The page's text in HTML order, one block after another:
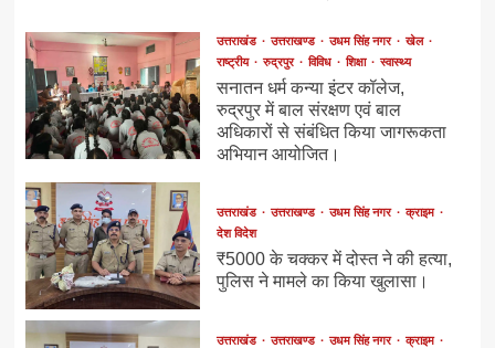
उत्तराखंड उत्तराखण्ड उधम सिंह नगर
खेल
राष्ट्रीय
रुद्रपुर विविध शिक्षा स्वास्थ्य
सनातन धर्म कन्या इंटर कॉलेज,
रुद्रपुर में बाल संरक्षण एवं बाल
अधिकारों से संबंधित किया जागरूकता
अभियान आयोजित।
उत्तराखंड उत्तराखण्ड उधम सिंह नगर
क्राइम
देश विदेश
₹5000 के चक्कर में दोस्त ने की हत्या,
पुलिस ने मामले का किया खुलासा।
उत्तराखंड उत्तराखण्ड उधम सिंह नगर
क्राइम